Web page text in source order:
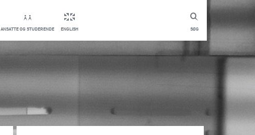
SØG
ANSATTE OG STUDERENDE ENGLISH